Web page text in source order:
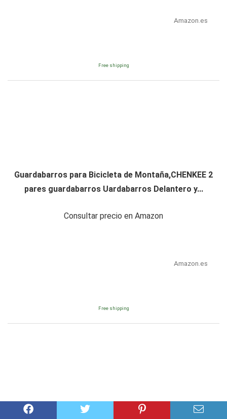
Amazon.es
Free shipping
Guardabarros para Bicicleta de Montaña,CHENKEE 2
pares guardabarros Uardabarros Delantero y...
Consultar precio en Amazon
Amazon.es
Free shipping